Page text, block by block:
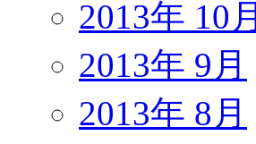
2013年 10月
2013年 9月
2013年 8月